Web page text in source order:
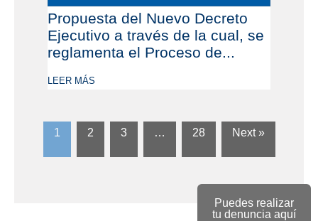
Puedes realizar
tu denuncia aquí
Propuesta del Nuevo Decreto
Ejecutivo a través de la cual, se
reglamenta el Proceso de...
LEER MÁS
1 2 3 … 28 Next »